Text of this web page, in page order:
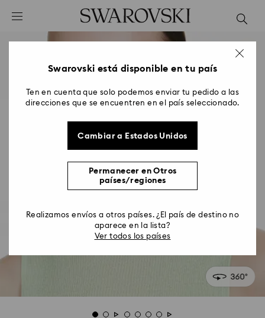
Accesskeys list
0 - Header
2 - FooterSwarovski está disponible en tu país
Ten en cuenta que solo podemos enviar tu pedido a las
direcciones que se encuentren en el país seleccionado.
Cambiar a Estados Unidos
Permanecer en Otros
países/regiones
Realizamos envíos a otros países. ¿El país de destino no
aparece en la lista?
Ver todos los países